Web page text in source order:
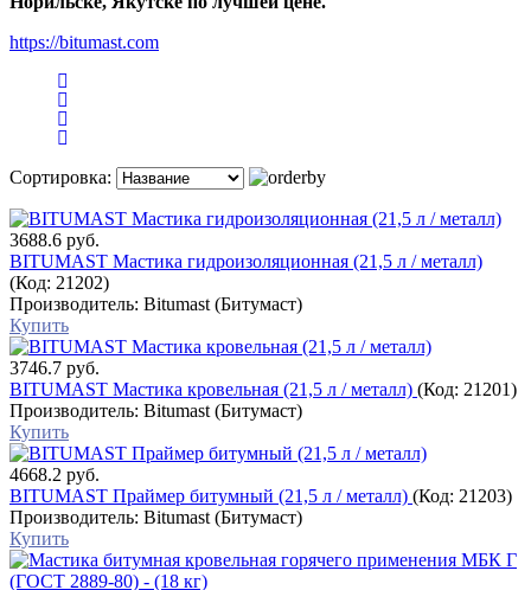
https://bitumast.com
Сортировка:
3688.6 руб.
BITUMAST Мастика гидроизоляционная (21,5 л / металл)
(Код: 21202)
Производитель: Bitumast (Битумаст)
Купить
3746.7 руб.
BITUMAST Мастика кровельная (21,5 л / металл) (Код: 21201)
Производитель: Bitumast (Битумаст)
Купить
4668.2 руб.
BITUMAST Праймер битумный (21,5 л / металл) (Код: 21203)
Производитель: Bitumast (Битумаст)
Купить